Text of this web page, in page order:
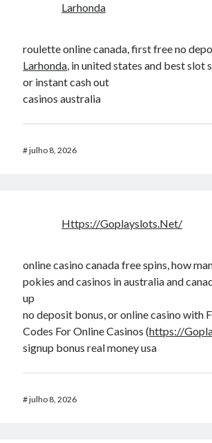
Larhonda
roulette online canada, first free no
Larhonda, in united states and best slot
or instant cash out
casinos australia
#julho 8, 2026
Https://Goplayslots.Net/
online casino canada free spins, how
pokies and casinos in australia and
up
no deposit bonus, or online casino with
Codes For Online Casinos (https://
signup bonus real money usa
#julho 8, 2026